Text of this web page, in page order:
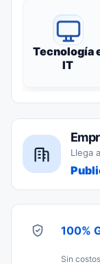
Tecnología
IT
Llega
100%
Sin